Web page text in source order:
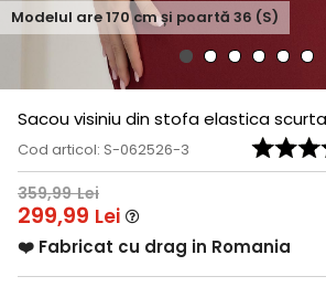
Modelul are170cm și poartă 36 (S)
Sacou visiniu din stofa elastica
Cod articol: S-062526-3
359,99 Lei
299,99 Lei
❤️ Fabricat cu drag in Romania